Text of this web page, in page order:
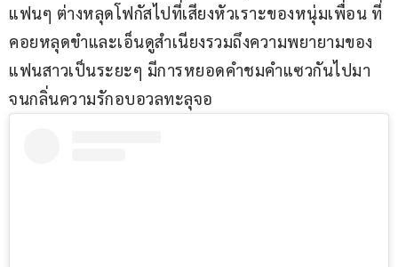
แฟนๆ ต่างหลุดโฟกัสไปที่เสียงหัวเราะของหนุ่มเพื่อน ที่
คอยหลุดขำและเอ็นดูสำเนียงรวมถึงความพยายามของ
แฟนสาวเป็นระยะๆ มีการหยอดคำชมคำแซวกันไปมา
จนกลิ่นความรักอบอวลทะลุจอ